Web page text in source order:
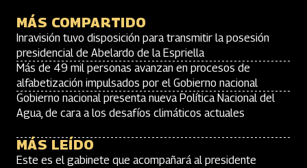
MÁS COMPARTIDO
Inravisión tuvo disposición para transmitir la posesión
presidencial de Abelardo de la Espriella
Más de 49 mil personas avanzan en procesos de
alfabetización impulsados por el Gobierno nacional
Gobierno nacional presenta nueva Política Nacional del
Agua, de cara a los desafíos climáticos actuales
MÁS LEÍDO
Este es el gabinete que acompañará al presidente